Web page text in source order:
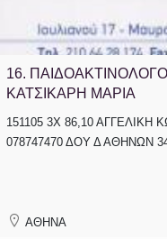
16.
ΚΑΤΣΙΚΑΡΗ ΜΑΡΙΑ
151105 3Χ 86,10 ΑΓΓΕΛΙΚΗ
078747470 ΔΟΥ Δ ΑΘΗΝΩΝ
ΑΘΗΝΑ